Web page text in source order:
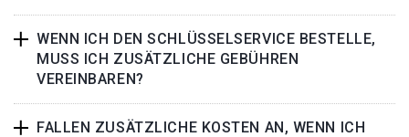
WENN ICH DEN SCHLÜSSELSERVICE BESTELLE,
MUSS ICH ZUSÄTZLICHE GEBÜHREN
VEREINBAREN?
FALLEN ZUSÄTZLICHE KOSTEN AN, WENN ICH